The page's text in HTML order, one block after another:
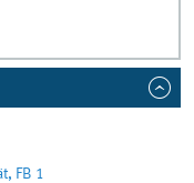
FB 1